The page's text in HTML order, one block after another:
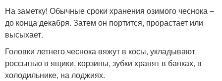
На заметку! Обычные сроки хранения озимого чеснока –
до конца декабря. Затем он портится, прорастает или
высыхает.
Головки летнего чеснока вяжут в косы, укладывают
россыпью в ящики, корзины, зубки хранят в банках, в
холодильнике, на лоджиях.